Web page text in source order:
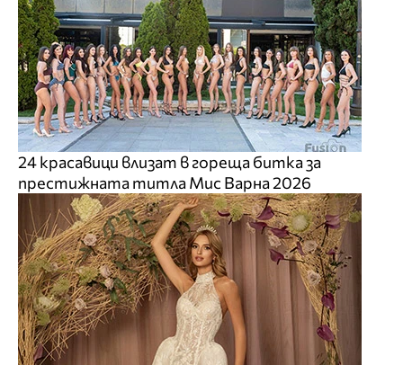
24 красавици влизат в гореща битка за
престижната титла Мис Варна 2026